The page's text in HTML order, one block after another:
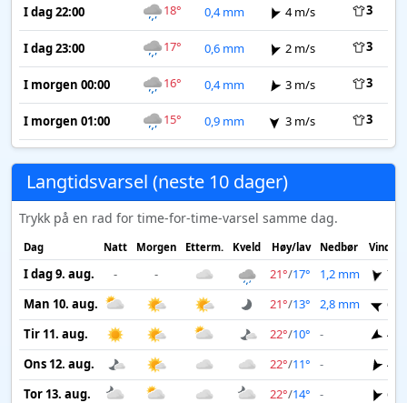
I dag 22:00 18° 0,4 mm 4 m/s 3
I dag 23:00 17° 0,6 mm 2 m/s 3
I morgen 00:00 16° 0,4 mm 3 m/s 3
I morgen 01:00 15° 0,9 mm 3 m/s 3
Langtidsvarsel (neste 10 dager)
Trykk på en rad for time-for-time-varsel samme dag.
Dag Natt Morgen Etterm. Kveld Høy/lav Nedbør Vind
I dag 9. aug. - - 21°/17° 1,2 mm
7
Man 10. aug.
21°/13° 2,8 mm
6
Tir 11. aug.
22°/10° -
4
Ons 12. aug.
22°/11° -
4
Tor 13. aug.
22°/14° -
6